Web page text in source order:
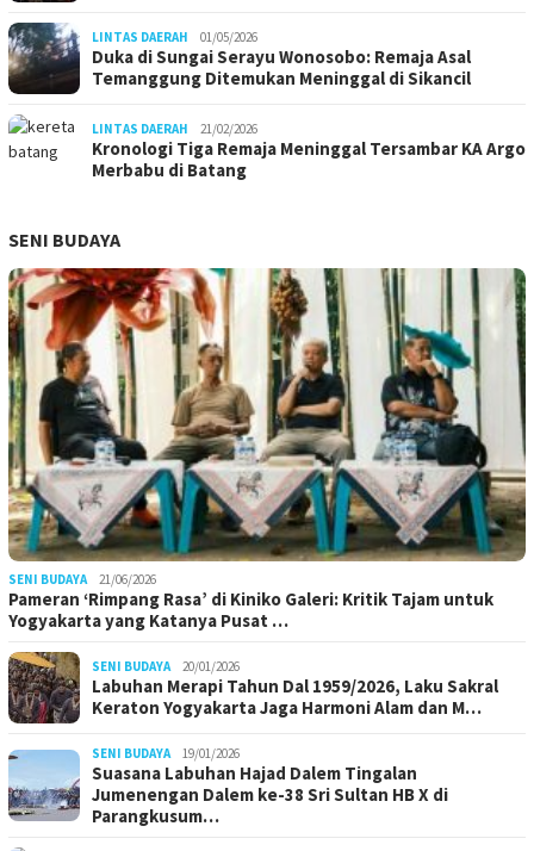
LINTAS DAERAH 01/05/2026
Duka di Sungai Serayu Wonosobo: Remaja Asal
Temanggung Ditemukan Meninggal di Sikancil
LINTAS DAERAH 21/02/2026
Kronologi Tiga Remaja Meninggal Tersambar KA Argo
Merbabu di Batang
SENI BUDAYA
SENI BUDAYA 21/06/2026
Pameran ‘Rimpang Rasa’ di Kiniko Galeri: Kritik Tajam untuk
Yogyakarta yang Katanya Pusat …
SENI BUDAYA 20/01/2026
Labuhan Merapi Tahun Dal 1959/2026, Laku Sakral
Keraton Yogyakarta Jaga Harmoni Alam dan M…
SENI BUDAYA 19/01/2026
Suasana Labuhan Hajad Dalem Tingalan
Jumenengan Dalem ke-38 Sri Sultan HB X di
Parangkusum…